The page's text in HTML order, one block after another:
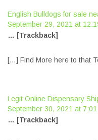
English Bulldogs for sale
September 29, 2021 at
… [Trackback]
[…] Find More here to that
Legit Online Dispensary
September 30, 2021 at 7:01
… [Trackback]